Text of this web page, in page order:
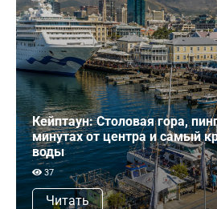
Кейптаун: Столовая гора,
минутах от центра и самый
воды
37
Читать